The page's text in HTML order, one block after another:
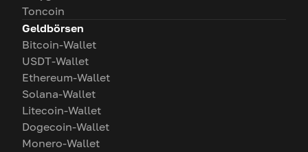
Toncoin
Geldbörsen
Bitcoin-Wallet
USDT-Wallet
Ethereum-Wallet
Solana-Wallet
Litecoin-Wallet
Dogecoin-Wallet
Monero-Wallet